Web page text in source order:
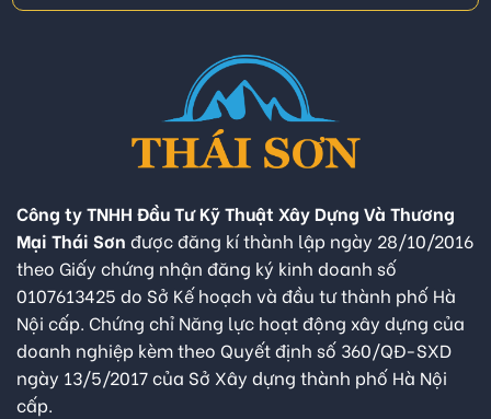
Công ty TNHH Đầu Tư Kỹ Thuật Xây Dựng Và Thương
Mại Thái Sơn được đăng kí thành lập ngày 28/10/2016
theo Giấy chứng nhận đăng ký kinh doanh số
0107613425 do Sở Kế hoạch và đầu tư thành phố Hà
Nội cấp. Chứng chỉ Năng lực hoạt động xây dựng của
doanh nghiệp kèm theo Quyết định số 360/QĐ-SXD
ngày 13/5/2017 của Sở Xây dựng thành phố Hà Nội
cấp.